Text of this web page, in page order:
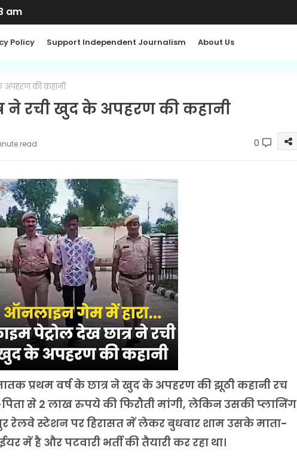
am
Policy Support Independent Journalism About Us
अपहरण की कहानी
ने रची खुद के अपहरण की कहानी
read 0
प्रथम वर्ष के छात्र ने खुद के अपहरण की झूठी कहानी रच
पिता से 2 लाख रुपये की फिरौती मांगी, लेकिन उसकी प्लानिंग
रेलवे स्टेशन पर हिरासत में लेकर बुधवार शाम उसके माता-
में है और पटवारी भर्ती की तैयारी कर रहा था।